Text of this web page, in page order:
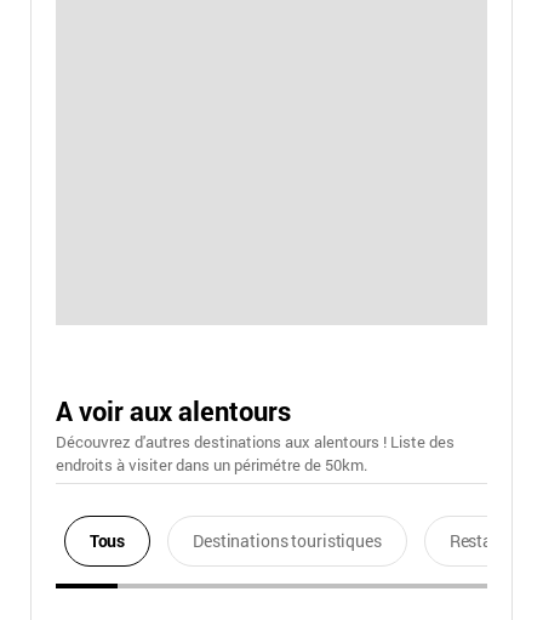
A voir aux alentours
Découvrez d'autres destinations aux alentours ! Liste des
endroits à visiter dans un périmétre de 50km.
Tous Destinations touristiques Restaurants